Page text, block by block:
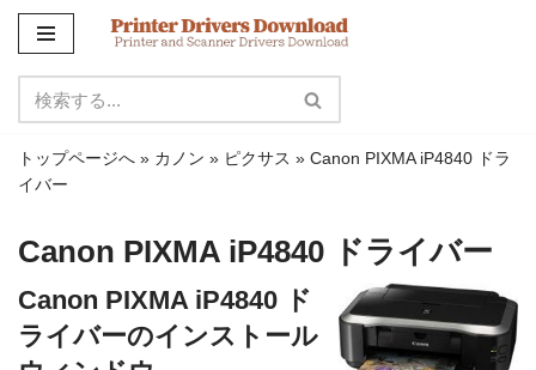
ン
テ
ン
ツ
ス
キ
ッ
プ
トップページへ » カノン » ピクサス » Canon PIXMA iP4840 ドラ
イバー
Canon PIXMA iP4840 ドライバー
Canon PIXMA iP4840 ド
ライバーのインストール